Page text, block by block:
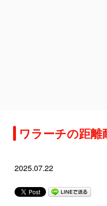
ワラーチの距離
2025.07.22